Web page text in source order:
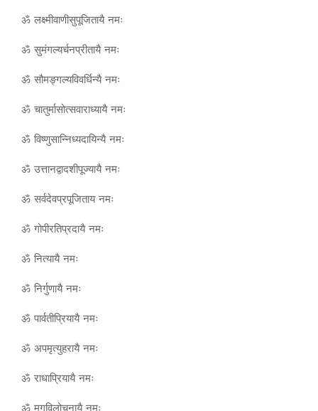
ॐ लक्ष्मीवाणीसुपूजितायै नमः
ॐ सुमंगल्यर्चनप्रीतायै नमः
ॐ सौमङ्गल्यविवर्धिन्यै नमः
ॐ चातुर्मासोत्सवाराध्यायै नमः
ॐ विष्णुसान्निध्यदायिन्यै नमः
ॐ उत्तानद्वादशीपूज्यायै नमः
ॐ सर्वदेवप्रपूजिताय नमः
ॐ गोपीरतिप्रदायै नमः
ॐ नित्यायै नमः
ॐ निर्गुणायै नमः
ॐ पार्वतीप्रियायै नमः
ॐ अपमृत्युहरायै नमः
ॐ राधाप्रियायै नमः
ॐ मृगविलोचनायै नमः